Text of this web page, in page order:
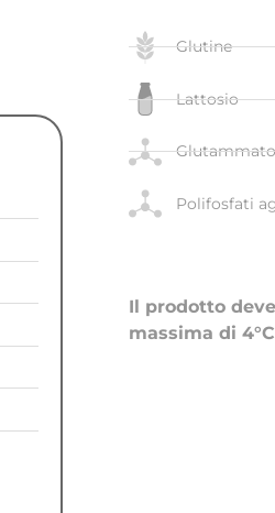
Glutine
Lattosio
Polifosfati
Il prodotto
massima di 4°C